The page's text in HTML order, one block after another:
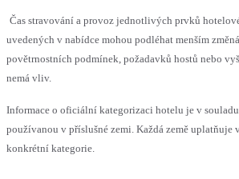
Čas stravování a provoz jednotlivých prvků
uvedených v nabídce mohou podléhat menším
povětrnostních podmínek, požadavků hostů nebo
nemá vliv.
Informace o oficiální kategorizaci hotelu je v
používanou v příslušné zemi. Každá země
konkrétní kategorie.